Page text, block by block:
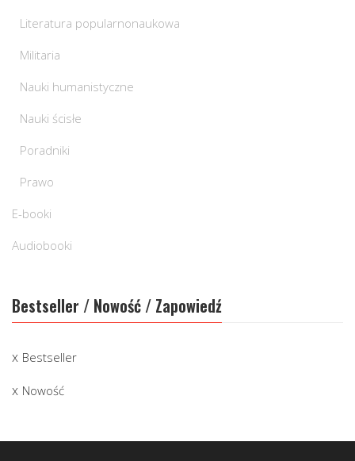
Literatura popularnonaukowa
Militaria
Nauki humanistyczne
Nauki ścisłe
Poradniki
Prawo
E-booki
Audiobooki
Bestseller / Nowość / Zapowiedź
Bestseller
Nowość